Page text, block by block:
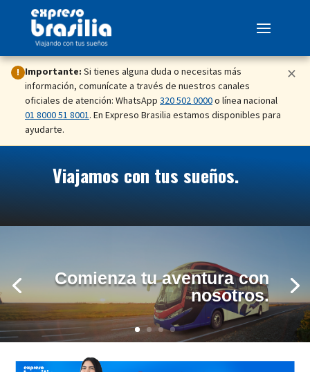
! Importante: Si tienes alguna duda o necesitas más
información, comunícate a través de nuestros canales
oficiales de atención: WhatsApp 320 502 0000o línea nacional
01 8000 51 8001. En Expreso Brasilia estamos disponibles para
ayudarte.
×
Viajamos con tus sueños.
Comienza tu aventura con
nosotros.